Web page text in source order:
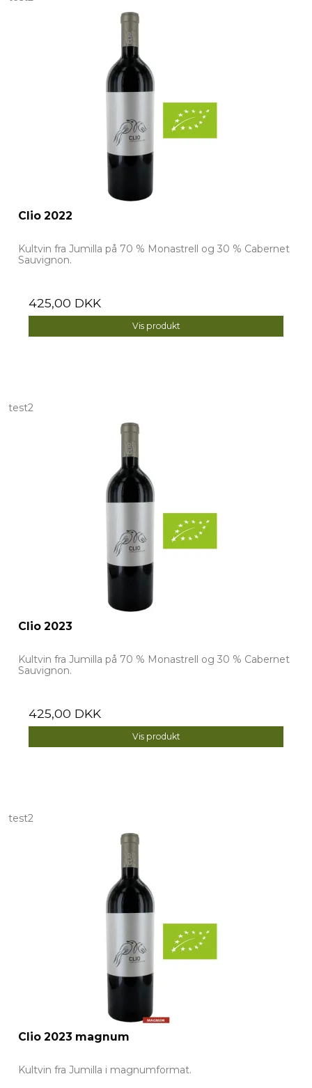
Clio 2022
Kultvin fra Jumilla på 70 % Monastrell og 30 % Cabernet
Sauvignon.
425,00 DKK
Vis produkt
test2
Clio 2023
Kultvin fra Jumilla på 70 % Monastrell og 30 % Cabernet
Sauvignon.
425,00 DKK
Vis produkt
test2
Clio 2023 magnum
Kultvin fra Jumilla i magnumformat.